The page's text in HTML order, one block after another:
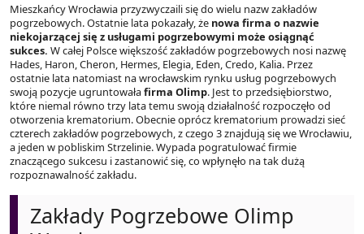
Mieszkańcy Wrocławia przyzwyczaili się do wielu nazw zakładów
pogrzebowych. Ostatnie lata pokazały, że nowa firma o nazwie
niekojarzącej się z usługami pogrzebowymi może osiągnąć
sukces. W całej Polsce większość zakładów pogrzebowych nosi nazwę
Hades, Haron, Cheron, Hermes, Elegia, Eden, Credo, Kalia. Przez
ostatnie lata natomiast na wrocławskim rynku usług pogrzebowych
swoją pozycje ugruntowałafirma Olimp. Jest to przedsiębiorstwo,
które niemal równo trzy lata temu swoją działalność rozpoczęło od
otworzenia krematorium. Obecnie oprócz krematorium prowadzi sieć
czterech zakładów pogrzebowych, z czego 3 znajdują się we Wrocławiu,
a jeden w pobliskim Strzelinie. Wypada pogratulować firmie
znaczącego sukcesu i zastanowić się, co wpłynęło na tak dużą
rozpoznawalność zakładu.
Zakłady Pogrzebowe Olimp